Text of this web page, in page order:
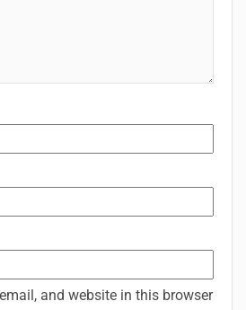
and website in this browser